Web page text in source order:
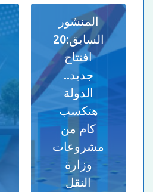
المنشور
السابق:20
افتتاح
جديد..
الدولة
هتكسب
كام من
مشروعات
وزارة
النقل